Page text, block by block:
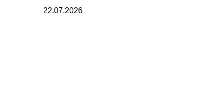
22.07.2026